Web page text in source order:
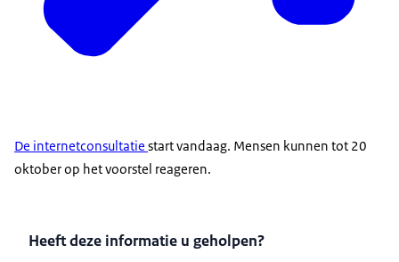
De internetconsultatie start vandaag. Mensen kunnen tot 20
oktober op het voorstel reageren.
Heeft deze informatie u geholpen?